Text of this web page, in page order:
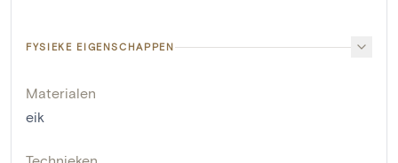
FYSIEKE EIGENSCHAPPEN
Materialen
eik